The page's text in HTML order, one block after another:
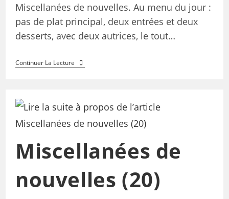
Miscellanées de nouvelles. Au menu du jour :
pas de plat principal, deux entrées et deux
desserts, avec deux autrices, le tout…
Continuer La Lecture
Miscellanées de
nouvelles (20)